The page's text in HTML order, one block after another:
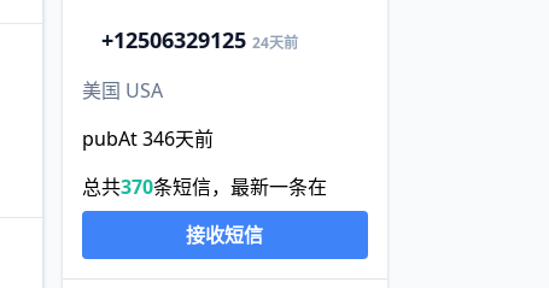
+12506329125 24天前
美国 USA
pubAt 346天前
总共370条短信，最新一条在
接收短信